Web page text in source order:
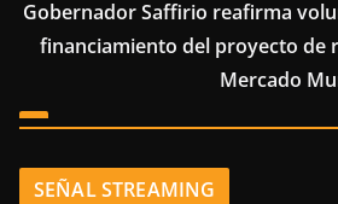
Gobernador Saffirio reafirma
financiamiento del proyecto de
Mercado
SEÑAL STREAMING